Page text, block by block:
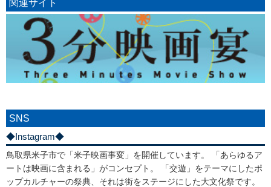
関連サイト
SNS
◆Instagram◆
鳥取県米子市で「米子映画事変」を開催しています。 「あらゆるア
ートは映画に含まれる」がコンセプト。 「交遊」をテーマにしたポ
ップカルチャーの祭典、それは街をステージにした大文化祭です。